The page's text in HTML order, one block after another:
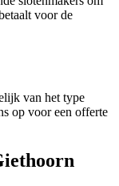
voor de
van het type
op voor een offerte